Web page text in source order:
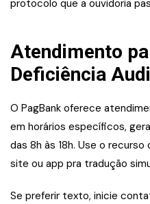
protocolo que a ouvidoria
Atendimento
Deficiência
O PagBank oferece
em horários específicos,
das 8h às 18h. Use o
site ou app pra tradução
Se preferir texto, inicie